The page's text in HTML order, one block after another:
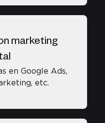
marketing
en Google Ads,
etc.